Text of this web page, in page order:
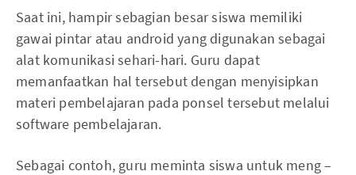
Saat ini, hampir sebagian besar siswa memiliki
gawai pintar atau android yang digunakan sebagai
alat komunikasi sehari-hari. Guru dapat
memanfaatkan hal tersebut dengan menyisipkan
materi pembelajaran pada ponsel tersebut melalui
software pembelajaran.
Sebagai contoh, guru meminta siswa untuk meng –